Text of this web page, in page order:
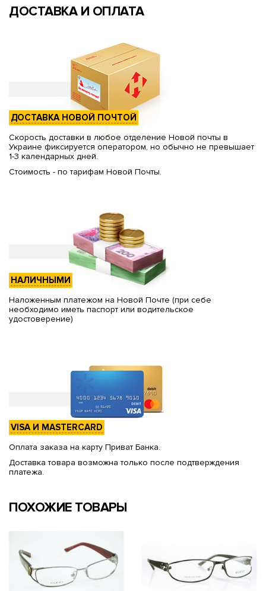
ДОСТАВКА И ОПЛАТА
ДОСТАВКА НОВОЙ ПОЧТОЙ
Скорость доставки в любое отделение Новой почты в
Украине фиксируется оператором, но обычно не превышает
1-3 календарных дней.
Стоимость - по тарифам Новой Почты.
НАЛИЧНЫМИ
Наложенным платежом на Новой Почте (при себе
необходимо иметь паспорт или водительское
удостоверение)
VISA И MASTERCARD
Оплата заказа на карту Приват Банка.
Доставка товара возможна только после подтверждения
платежа.
ПОХОЖИЕ ТОВАРЫ